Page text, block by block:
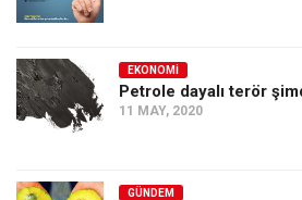
EKONOMI
Petrole dayalı terör
11 MAY, 2020
GÜNDEM